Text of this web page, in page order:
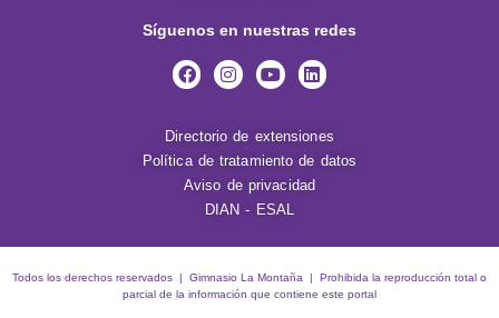
Síguenos en nuestras redes
Directorio de extensiones
Política de tratamiento de datos
Aviso de privacidad
DIAN - ESAL
Todos los derechos reservados | Gimnasio La Montaña | Prohibida la reproducción total o
parcial de la información que contiene este portal